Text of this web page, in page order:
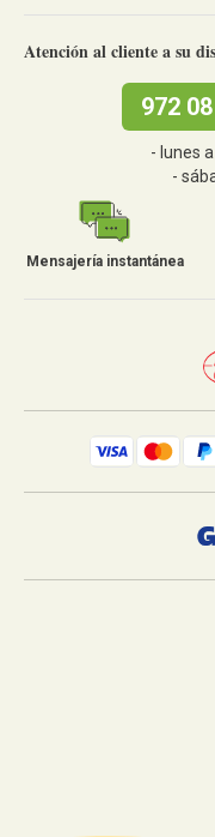
Atención al cliente a su
972
- lunes
-
Mensajería instantánea